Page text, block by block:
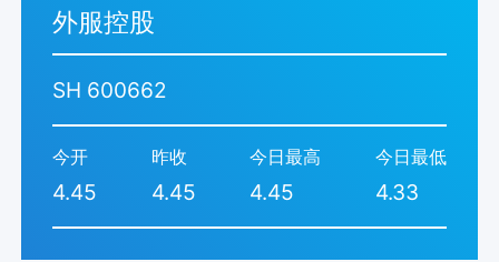
外服控股
SH 600662
今开
4.45
昨收
4.45
今日最高
4.45
今日最低
4.33